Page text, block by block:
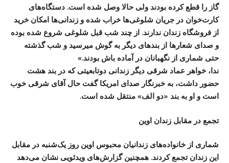
گاز را قطع کرده‌ بودند ولی حالا وصل شده است. دستگاه‌های
کارت‌خوان در جریان شلوغی‌ها خراب شده و زندانی‌ها امکان خرید
از فروشگاه زندان ندارند. از چند شب قبل شلوغی شروع شده بوده
و صدای شعارها از بندهای دیگر به گوش میرسید و شب گذشته
حتی شماری از نگهبانان در آماده باش بودند.»
ندا، خواهر عماد شرقی دیگر زندانی دوتابعیتی که در بند هشت
حضور داشت، به خبرنگار صدای امریکا گفت حال آقای شرقی خوب
است و او به بند «دو الف» منتقل شده است.
تجمع در مقابل زندان اوین
شماری از خانواده‌های زندانیان محبوس اوین روز یک‌شنبه در مقابل
این زندان تجمع کردند. همچنین گزارش‌های ویدئویی نشان می‌دهد